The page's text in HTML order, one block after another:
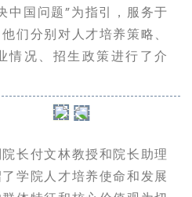
中国问题”为指引，服务于
们分别对人才培养策略、
情况、招生政策进行了介
长付文林教授和院长助理
学院人才培养使命和发展